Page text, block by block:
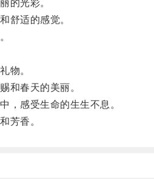
的光彩。
适的感觉。
物。
春天的美丽。
感受生命的生生不息。
芳香。